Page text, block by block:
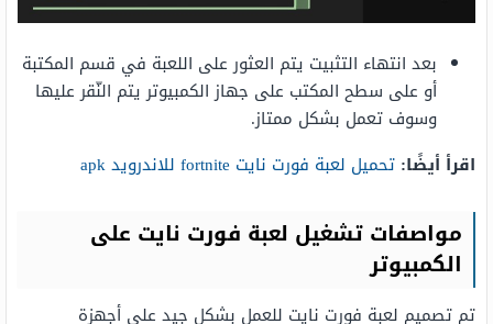
بعد انتهاء التثبيت يتم العثور على اللعبة في قسم المكتبة
أو على سطح المكتب على جهاز الكمبيوتر يتم النّقر عليها
وسوف تعمل بشكل ممتاز.
اقرأ أيضًا: تحميل لعبة فورت نايت fortnite للاندرويد apk
مواصفات تشغيل لعبة فورت نايت على
الكمبيوتر
تم تصميم لعبة فورت نايت للعمل بشكل جيد على أجهزة